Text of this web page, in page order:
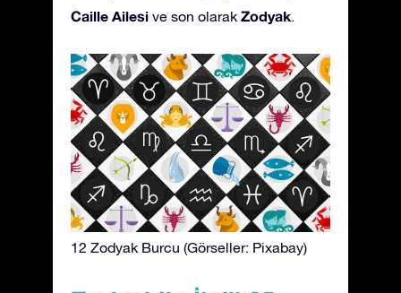
Caille Ailesi ve son olarak Zodyak
12 Zodyak Burcu (Görseller: Pixabay)